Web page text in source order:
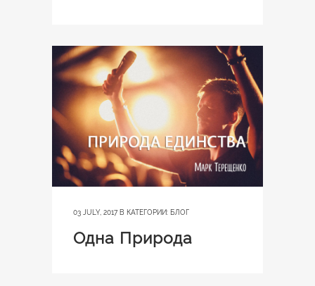
03 JULY, 2017 В КАТЕГОРИИ: БЛОГ
Одна Природа